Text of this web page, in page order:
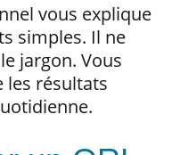
vous explique
simples. Il ne
jargon. Vous
les résultats